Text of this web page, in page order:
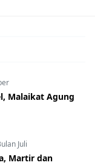
Malaikat Agung
Juli
Martir dan